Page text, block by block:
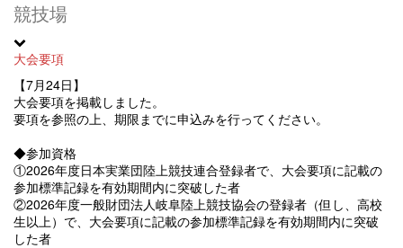
競技場
大会要項
【7月24日】
大会要項を掲載しました。
要項を参照の上、期限までに申込みを行ってください。
◆参加資格
①2026年度日本実業団陸上競技連合登録者で、大会要項に記載の
参加標準記録を有効期間内に突破した者
②2026年度一般財団法人岐阜陸上競技協会の登録者（但し、高校
生以上）で、大会要項に記載の参加標準記録を有効期間内に突破
した者